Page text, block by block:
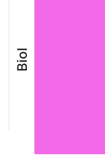
Biol